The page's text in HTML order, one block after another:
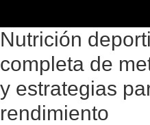
al
contenido
principal
al
pie
de
página
Nutrición
completa de
y estrategias
rendimiento